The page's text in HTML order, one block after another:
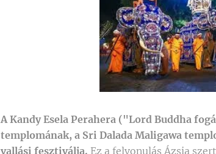
A Kandy Esela Perahera ("Lord Buddha
templomának, a Sri Dalada Maligawa
vallási fesztiválja. Ez a felvonulás Ázsia